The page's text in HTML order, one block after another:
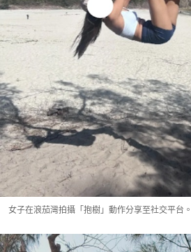
女子在浪茄灣拍攝「抱樹」動作分享至社交平台